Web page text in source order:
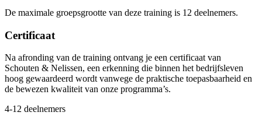
De maximale groepsgrootte van deze training is 12 deelnemers.
Certificaat
Na afronding van de training ontvang je een certificaat van
Schouten & Nelissen, een erkenning die binnen het bedrijfsleven
hoog gewaardeerd wordt vanwege de praktische toepasbaarheid en
de bewezen kwaliteit van onze programma’s.
4-12 deelnemers